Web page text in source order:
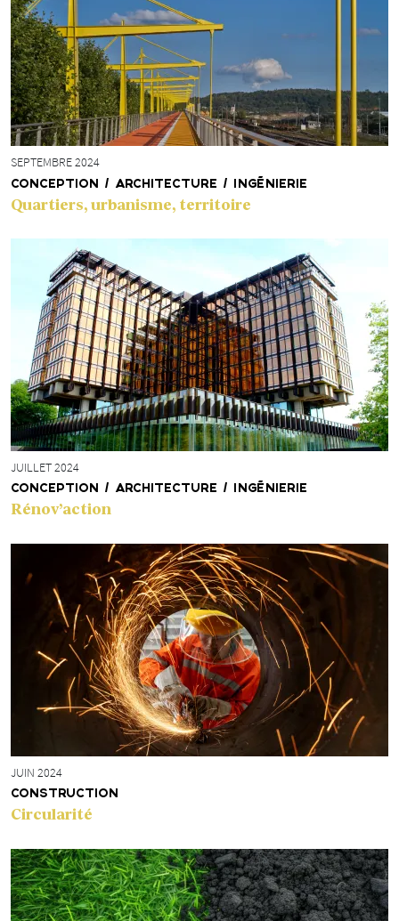
SEPTEMBRE 2024
CONCEPTION / ARCHITECTURE / INGÉNIERIE
Quartiers, urbanisme, territoire
JUILLET 2024
CONCEPTION / ARCHITECTURE / INGÉNIERIE
Rénov’action
JUIN 2024
CONSTRUCTION
Circularité